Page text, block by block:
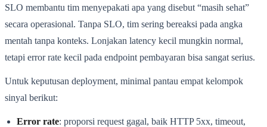
SLO membantu tim menyepakati apa yang disebut “masih sehat”
secara operasional. Tanpa SLO, tim sering bereaksi pada angka
mentah tanpa konteks. Lonjakan latency kecil mungkin normal,
tetapi error rate kecil pada endpoint pembayaran bisa sangat serius.
Untuk keputusan deployment, minimal pantau empat kelompok
sinyal berikut:
Error rate: proporsi request gagal, baik HTTP 5xx, timeout,